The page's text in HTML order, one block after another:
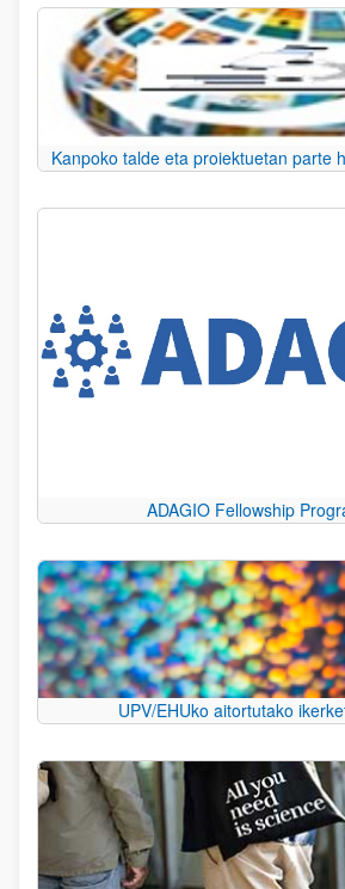
Kanpoko talde eta proiektuetan parte
ADAGIO Fellowship
UPV/EHUko aitortutako